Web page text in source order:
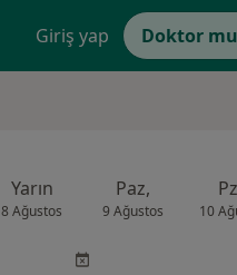
Giriş yap Doktor
Yarın
8 Ağustos
Paz,
9 Ağustos 10